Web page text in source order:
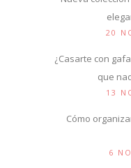
20
¿Casarte con
que
13
Cómo
6